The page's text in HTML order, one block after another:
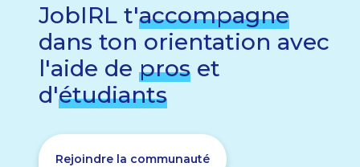
JobIRL t'accompagne
dans ton orientation avec
l'aide de pros et
d'étudiants
Rejoindre la communauté